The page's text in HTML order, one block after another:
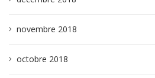
novembre 2018
octobre 2018